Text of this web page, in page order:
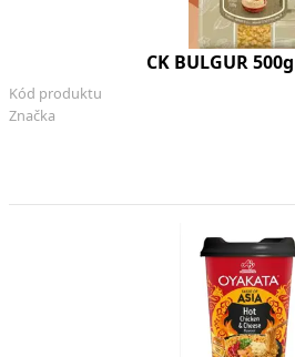
CK BULGUR
Značka
Kód produktu